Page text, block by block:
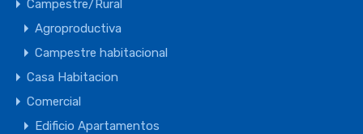
Campestre/Rural
Agroproductiva
Campestre habitacional
Casa Habitacion
Comercial
Edificio Apartamentos